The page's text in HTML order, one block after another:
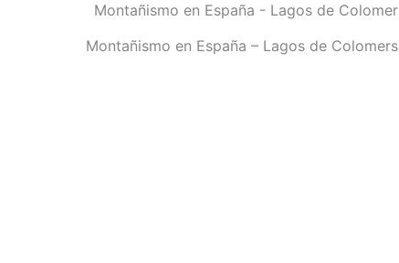
Montañismo en España – Lagos de Colomers